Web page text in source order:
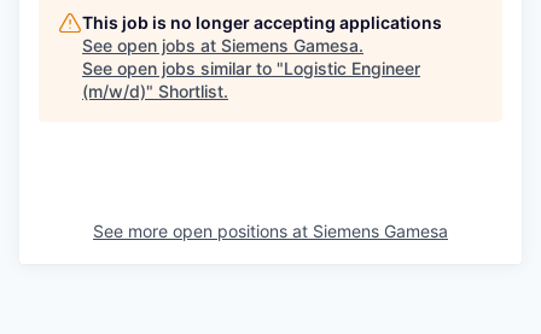
This job is no longer accepting applications
See open jobs at Siemens Gamesa.
See open jobs similar to "Logistic Engineer
(m/w/d)" Shortlist.
See more open positions at Siemens Gamesa